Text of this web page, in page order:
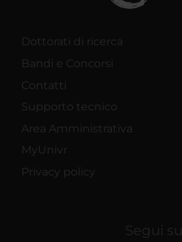
Dottorati di ricerca
Bandi e Concorsi
Contatti
Supporto tecnico
Area Amministrativa
MyUnivr
Privacy policy
Segui su